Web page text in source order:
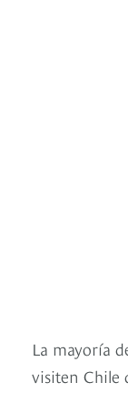
La mayoría
visiten Chile